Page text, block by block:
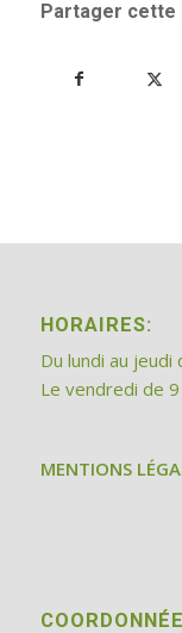
Partager cette
HORAIRES:
Du lundi au jeudi
Le vendredi de
MENTIONS